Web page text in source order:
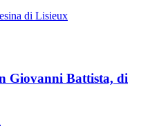
di Lisieux
Giovanni Battista, di